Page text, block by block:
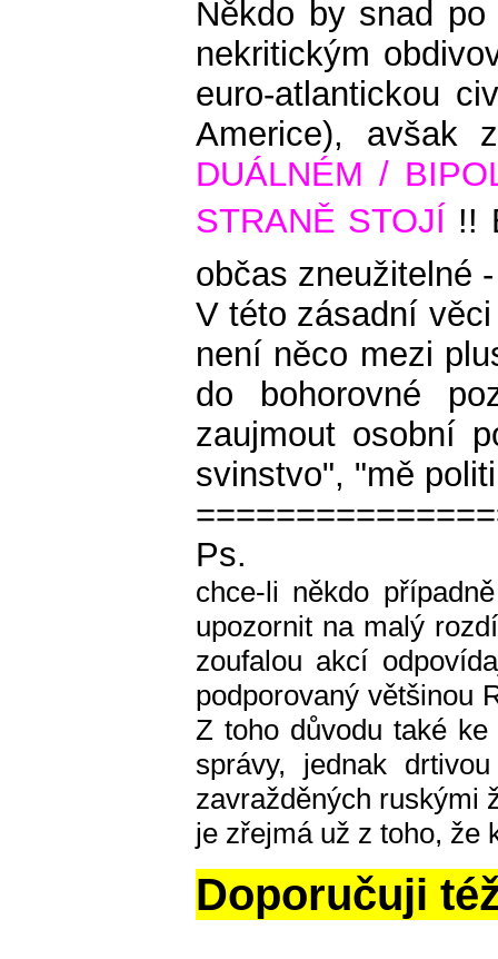
Někdo by snad
nekritickým
euro-atlantickou
Americe), avšak
DUÁLNÉM /
STRANĚ STOJÍ !!
občas zneužitelné
V této zásadní
není něco mezi
do bohorovné
zaujmout osobní
svinstvo", "mě
Ps.
chce-li někdo
upozornit na malý
zoufalou akcí
podporovaný většinou
Z toho důvodu také
správy, jednak
zavražděných ruskými
je zřejmá už z toho, že
Doporučuji